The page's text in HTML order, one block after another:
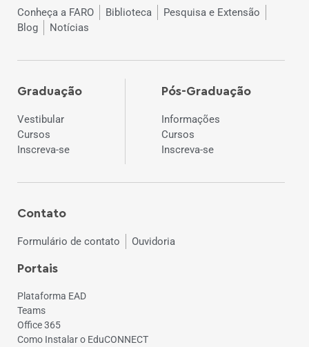
Conheça a FARO Biblioteca
Pesquisa e Extensão
Blog
Notícias
Graduação
Vestibular
Cursos
Inscreva-se
Pós-Graduação
Informações
Cursos
Inscreva-se
Contato
Formulário de contato Ouvidoria
Portais
Plataforma EAD
Teams
Office 365
Como Instalar o EduCONNECT